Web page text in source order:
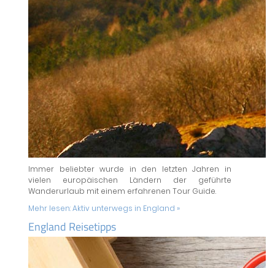
Immer beliebter wurde in den letzten Jahren in
vielen europäischen Ländern der geführte
Wanderurlaub mit einem erfahrenen Tour Guide.
Mehr lesen:Aktiv unterwegs in England »
England Reisetipps